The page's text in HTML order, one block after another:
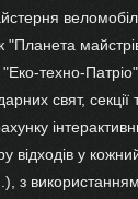
"Планета
, "Еко-техно-
свят,
відходів у
з